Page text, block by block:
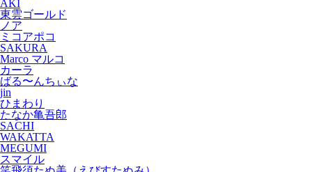
AKI
東雲ゴールド
ノア
ミコアポコ
SAKURA
Marco マルコ
カーラ
ばる〜んちぃな
jin
ひまわり
たなか亀吾郎
SACHI
WAKATTA
MEGUMI
スマイル